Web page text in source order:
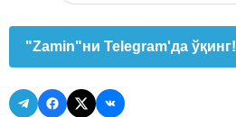
"Zamin"ни Telegram'да ўқинг!